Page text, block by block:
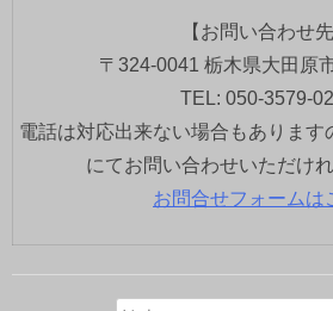
【お問い合わせ先
〒324-0041 栃木県大田原
TEL: 050-3579-
電話は対応出来ない場合もあります
にてお問い合わせいただけ
お問合せフォームは